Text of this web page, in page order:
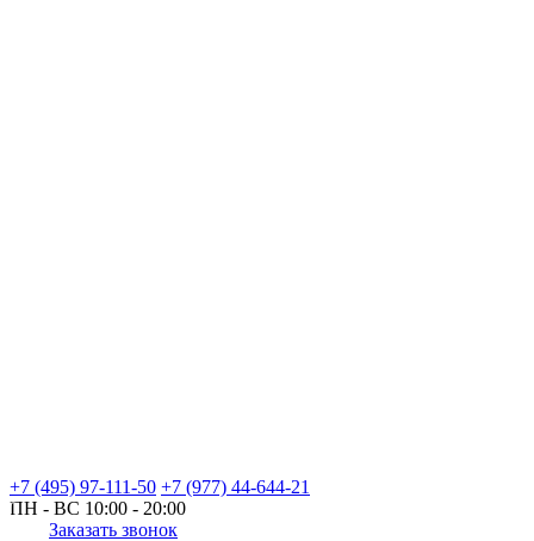
+7 (495) 97-111-50 +7 (977) 44-644-21
ПН - ВС 10:00 - 20:00
Заказать звонок